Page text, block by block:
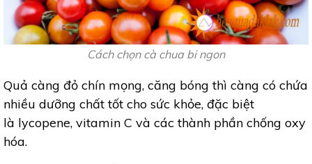
Cách chọn cà chua bi ngon
Quả càng đỏ chín mọng, căng bóng thì càng có chứa
nhiều dưỡng chất tốt cho sức khỏe, đặc biệt
là lycopene, vitamin C và các thành phần chống oxy
hóa.